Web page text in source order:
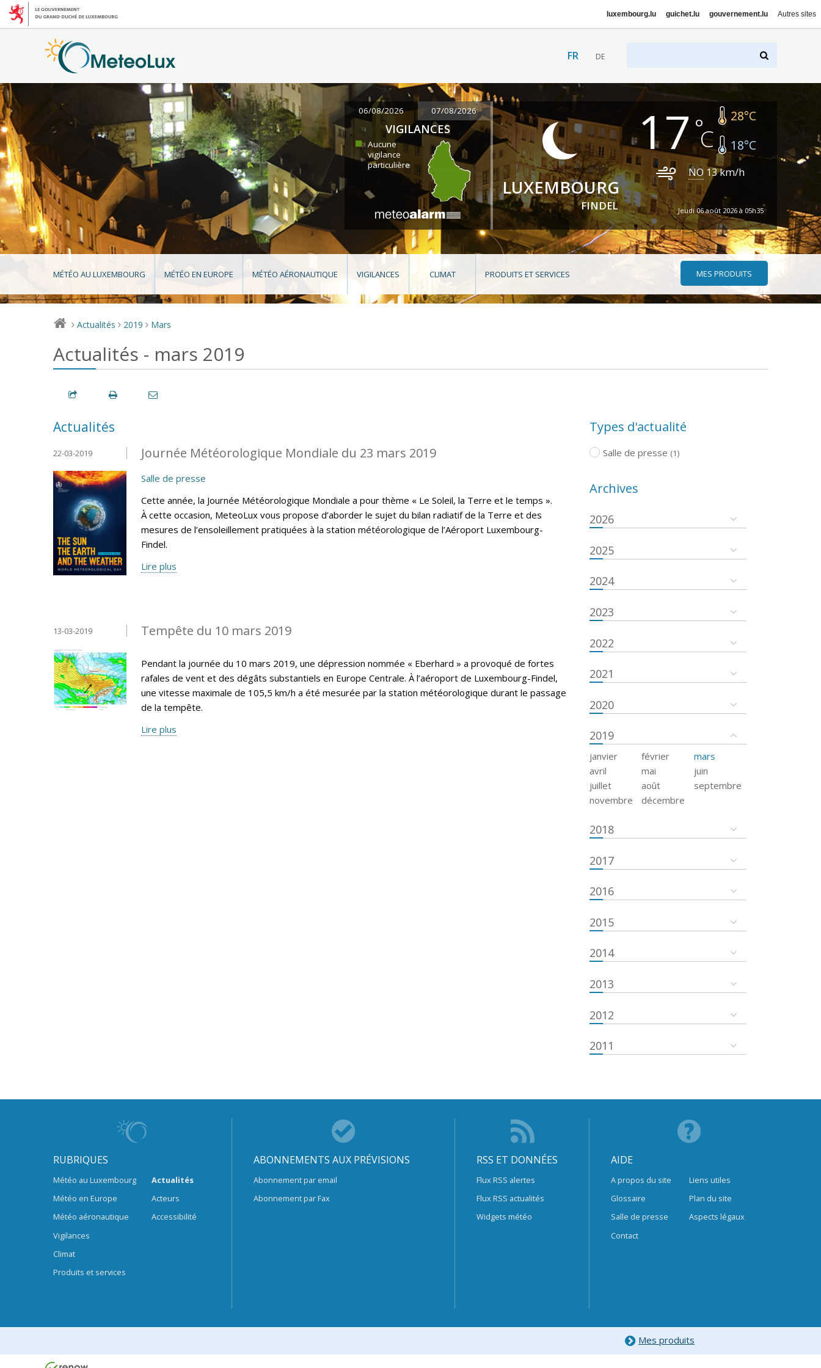
luxembourg.lu guichet.lu gouvernement.lu Autres sites
FR DE
06/08/2026 07/08/2026
VIGILANCES
Aucune
vigilance
particulière
LUXEMBOURG
FINDEL
17 28°C
18°C
NO 13km/h
Jeudi 06 août 2026 à 05h35
MÉTÉO AU LUXEMBOURG MÉTÉO EN EUROPE MÉTÉO AÉRONAUTIQUE VIGILANCES CLIMAT PRODUITS ET SERVICES MES PRODUITS
> Actualités > 2019 > Mars
Actualités - mars 2019
Actualités
Journée Météorologique Mondiale du 23 mars 2019
22-03-2019
Salle de presse
Cette année, la Journée Météorologique Mondiale a pour thème « Le Soleil, la Terre et le temps ».
À cette occasion, MeteoLux vous propose d’aborder le sujet du bilan radiatif de la Terre et des
mesures de l’ensoleillement pratiquées à la station météorologique de l’Aéroport Luxembourg-
Findel.
Lire plus
Tempête du 10 mars 2019
13-03-2019
Pendant la journée du 10 mars 2019, une dépression nommée « Eberhard » a provoqué de fortes
rafales de vent et des dégâts substantiels en Europe Centrale. À l’aéroport de Luxembourg-Findel,
une vitesse maximale de 105,5 km/h a été mesurée par la station météorologique durant le passage
de la tempête.
Lire plus
Types d'actualité
Salle de presse (1)
Archives
2026
2025
2024
2023
2022
2021
2020
2019
janvier février
mars
avril
mai
juin
juillet
août
septembre
novembre
décembre
2018
2017
2016
2015
2014
2013
2012
2011
RUBRIQUES
Météo au Luxembourg
Météo en Europe
Météo aéronautique
Vigilances
Climat
Produits et services
Actualités
Acteurs
Accessibilité
ABONNEMENTS AUX PRÉVISIONS
Abonnement par email
Abonnement par Fax
RSS ET DONNÉES
Flux RSS alertes
Flux RSS actualités
Widgets météo
AIDE
A propos du site
Glossaire
Salle de presse
Contact
Liens utiles
Plan du site
Aspects légaux
Mes produits